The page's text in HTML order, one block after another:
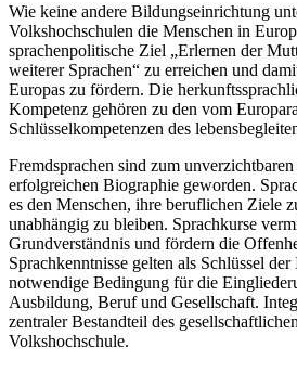
Wie keine andere Bildungseinrichtung
Volkshochschulen die Menschen in
sprachenpolitische Ziel „Erlernen der
weiterer Sprachen“ zu erreichen und
Europas zu fördern. Die
Kompetenz gehören zu den vom
Schlüsselkompetenzen des
Fremdsprachen sind zum
erfolgreichen Biographie geworden.
es den Menschen, ihre beruflichen Ziele
unabhängig zu bleiben. Sprachkurse
Grundverständnis und fördern die
Sprachkenntnisse gelten als Schlüssel
notwendige Bedingung für die
Ausbildung, Beruf und Gesellschaft.
zentraler Bestandteil des
Volkshochschule.